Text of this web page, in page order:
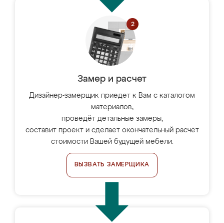
Замер и расчет
Дизайнер-замерщик приедет к Вам с каталогом
материалов,
проведёт детальные замеры,
составит проект и сделает окончательный расчёт
стоимости Вашей будущей мебели.
ВЫЗВАТЬ ЗАМЕРЩИКА